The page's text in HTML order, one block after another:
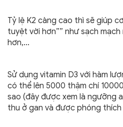
Tỷ lệ K2 càng cao thì sẽ giúp
tuyệt vời hơn”” như sạch
hơn,…
Sử dụng vitamin D3 với hàm
có thể lên 5000 thậm chí
sao (đây được xem là ngưỡng
thu ở gan và được phóng thích